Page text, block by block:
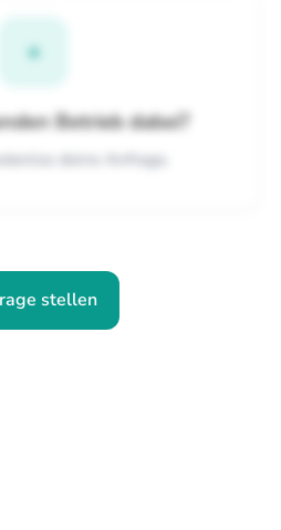
+
Betrieb dabei?
deine Anfrage.
stellen